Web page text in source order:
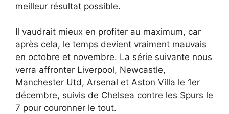
meilleur résultat possible.
Il vaudrait mieux en profiter au maximum, car
après cela, le temps devient vraiment mauvais
en octobre et novembre. La série suivante nous
verra affronter Liverpool, Newcastle,
Manchester Utd, Arsenal et Aston Villa le 1er
décembre, suivis de Chelsea contre les Spurs le
7 pour couronner le tout.